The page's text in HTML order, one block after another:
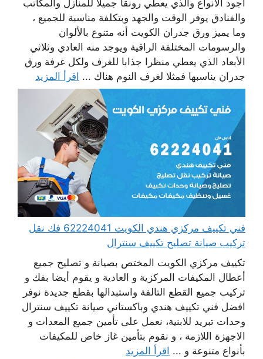
أجود الأنواع والذي يعطي رونقا جميلا للمنازل والمكاتب
والفنادق يوفر الوقت والجهد وبتكلفة مناسبة للجميع ،
وما يميز ورق جدران الكويت أنه متنوع بالألوان
والرسومات المختلفة الراقية ويوجد منه العادي وثلاثي
الأبعاد الذي يعطي منظرا جذابا للغرف ولكل غرفة ورق
جدران يناسبها فمثلا لغرف النوم هناك ... اقرأ المزيد
فني تكييف مركزي هندي الكويت 62224041 فك نقل
تركيب صيانة تصليح تكييف سنترال
تكييف مركزي الكويت المختص بصيانة و تصليح جميع
أعطال المكيفات المركزية و العادية و يقوم أيضا بفك و
تركيب جميع القطع التالفة واستبدالها بقطع جديدة نوفر
افضل فني تكييف هندي وباكستاني صيانة تكييف سنترال
وحدات تبريد للابنية، نعمل على تأمين جميع المعدات و
الاجهزة اللازمة ، و نقوم بتأمين غاز خاص للمكيفات
بأنواع متنوعة و ... اقرأ المزيد